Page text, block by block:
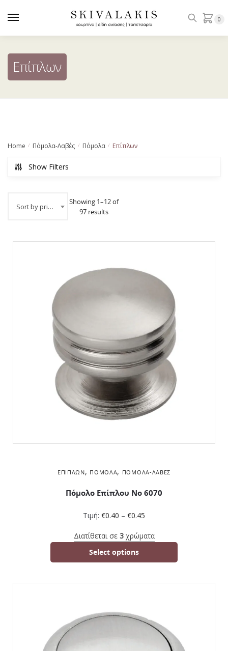
0
Επίπλων
Home / Πόμολα-Λαβές / Πόμολα / Επίπλων
Show Filters
Sort by price: low to high
Showing 1–12 of
97 results
ΕΠΊΠΛΩΝ, ΠΌΜΟΛΑ, ΠΌΜΟΛΑ-ΛΑΒΈΣ
Πόμολο Επίπλου No 6070
Τιμή: €0.40 – €0.45
Διατίθεται σε 3χρώματα
Select options